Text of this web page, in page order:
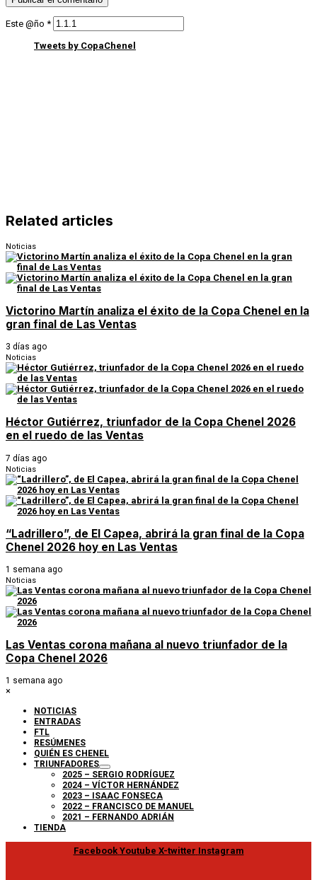
Este @ño *
Tweets by CopaChenel
Related articles
Noticias
Victorino Martín analiza el éxito de la Copa Chenel en la
gran final de Las Ventas
3 días ago
Noticias
Héctor Gutiérrez, triunfador de la Copa Chenel 2026
en el ruedo de las Ventas
7 días ago
Noticias
“Ladrillero”, de El Capea, abrirá la gran final de la Copa
Chenel 2026 hoy en Las Ventas
1 semana ago
Noticias
Las Ventas corona mañana al nuevo triunfador de la
Copa Chenel 2026
1 semana ago
×
NOTICIAS
ENTRADAS
FTL
RESÚMENES
QUIÉN ES CHENEL
TRIUNFADORES
2025 – SERGIO RODRÍGUEZ
2024 – VÍCTOR HERNÁNDEZ
2023 – ISAAC FONSECA
2022 – FRANCISCO DE MANUEL
2021 – FERNANDO ADRIÁN
TIENDA
Facebook Youtube X-twitter Instagram